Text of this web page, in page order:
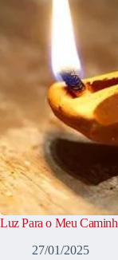
Luz Para o Meu
27/01/2025